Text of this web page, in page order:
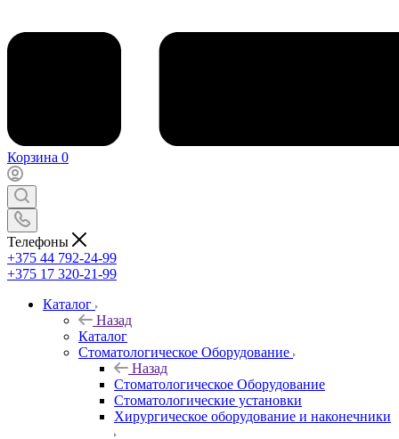
Корзина 0
Телефоны
+375 44 792-24-99
+375 17 320-21-99
Каталог
Назад
Каталог
Стоматологическое Оборудование
Назад
Стоматологическое Оборудование
Стоматологические установки
Хирургическое оборудование и наконечники